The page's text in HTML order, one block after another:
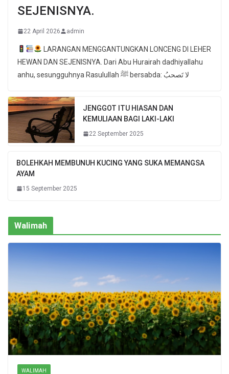
SEJENISNYA.
22 April 2026 admin
LARANGAN MENGGANTUNGKAN LONCENG DI LEHER
HEWAN DAN SEJENISNYA. Dari Abu Hurairah dadhiyallahu
anhu, sesungguhnya Rasulullah ﷺ bersabda: لا تَصحبُ
JENGGOT ITU HIASAN DAN
KEMULIAAN BAGI LAKI-LAKI
22 September 2025
BOLEHKAH MEMBUNUH KUCING YANG SUKA MEMANGSA
AYAM
15 September 2025
Walimah
WALIMAH